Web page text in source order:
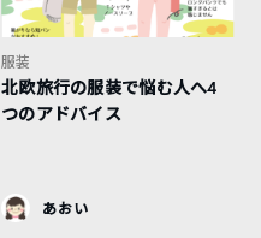
服装
北欧旅行の服装で悩む人へ4
つのアドバイス
あおい